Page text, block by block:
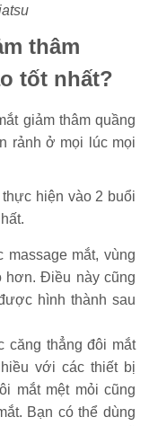
thâm
tốt nhất?
giảm thâm quầng
rảnh ở mọi lúc mọi
hiện vào 2 buổi
massage mắt, vùng
hơn. Điều này cũng
hình thành sau
căng thẳng đôi mắt
với các thiết bị
mắt mệt mỏi cũng
Bạn có thể dùng